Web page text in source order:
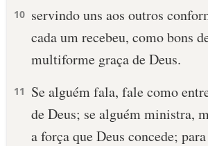
10 servindo uns aos outros
cada um recebeu, como bons
multiforme graça de Deus.
11
Se alguém fala, fale como
de Deus; se alguém ministra,
a força que Deus concede;